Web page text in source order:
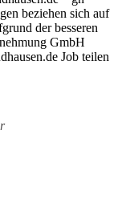
beziehen sich auf
der besseren
GmbH
Job teilen